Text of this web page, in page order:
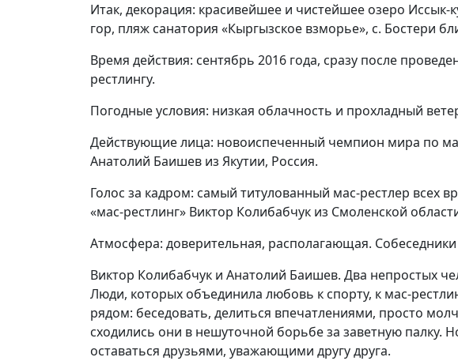
Итак, декорация: красивейшее и чистейшее озеро Иссык-
гор, пляж санатория «Кыргызское взморье», с. Бостери
Время действия: сентябрь 2016 года, сразу после
рестлингу.
Погодные условия: низкая облачность и прохладный
Действующие лица: новоиспеченный чемпион мира по
Анатолий Баишев из Якутии, Россия.
Голос за кадром: самый титулованный мас-рестлер всех
«мас-рестлинг» Виктор Колибабчук из Смоленской
Атмосфера: доверительная, располагающая.
Виктор Колибабчук и Анатолий Баишев. Два непростых
Люди, которых объединила любовь к спорту, к мас-
рядом: беседовать, делиться впечатлениями, просто
сходились они в нешуточной борьбе за заветную палку.
оставаться друзьями, уважающими другу друга.